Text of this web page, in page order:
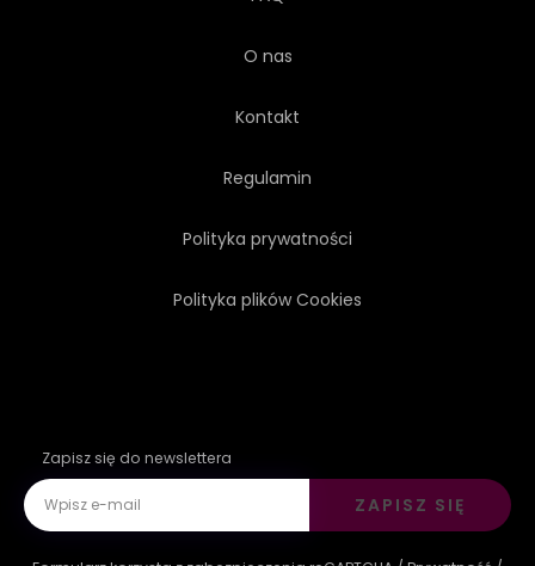
O nas
Kontakt
Regulamin
Polityka prywatności
Polityka plików Cookies
Zapisz się do newslettera
ZAPISZ SIĘ